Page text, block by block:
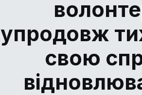
упродовж
свою